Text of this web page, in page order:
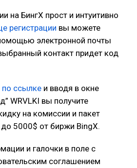
на БингХ прост и интуитивно
регистрации вы можете
электронной почты
контакт придет код
по ссылке и вводя в окне
WRVLKI вы получите
на комиссии и пакет
5000$ от биржи BingX.
и галочки в поле с
соглашением